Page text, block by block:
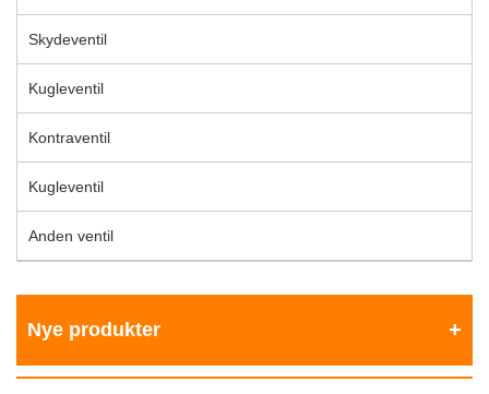
Skydeventil
Kugleventil
Kontraventil
Kugleventil
Anden ventil
Nye produkter